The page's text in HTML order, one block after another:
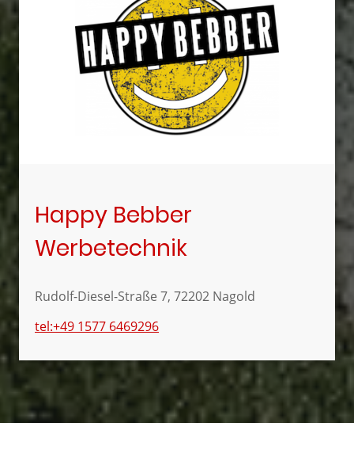
Happy Bebber
Werbetechnik
Rudolf-Diesel-Straße 7, 72202 Nagold
tel:+49 1577 6469296